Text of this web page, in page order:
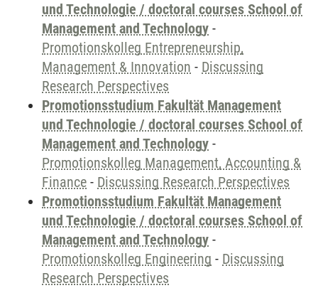
und Technologie / doctoral courses School of
Management and Technology -
Promotionskolleg Entrepreneurship,
Management & Innovation - Discussing
Research Perspectives
Promotionsstudium Fakultät Management
und Technologie / doctoral courses School of
Management and Technology -
Promotionskolleg Management, Accounting &
Finance - Discussing Research Perspectives
Promotionsstudium Fakultät Management
und Technologie / doctoral courses School of
Management and Technology -
Promotionskolleg Engineering - Discussing
Research Perspectives